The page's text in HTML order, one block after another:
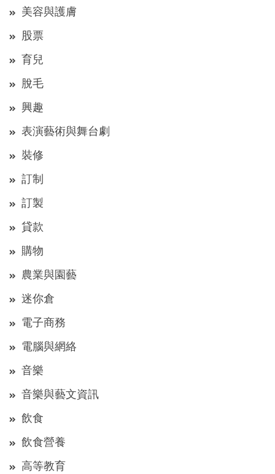
美容與護膚
股票
育兒
脫毛
興趣
表演藝術與舞台劇
裝修
訂制
訂製
貸款
購物
農業與園藝
迷你倉
電子商務
電腦與網絡
音樂
音樂與藝文資訊
飲食
飲食營養
高等教育